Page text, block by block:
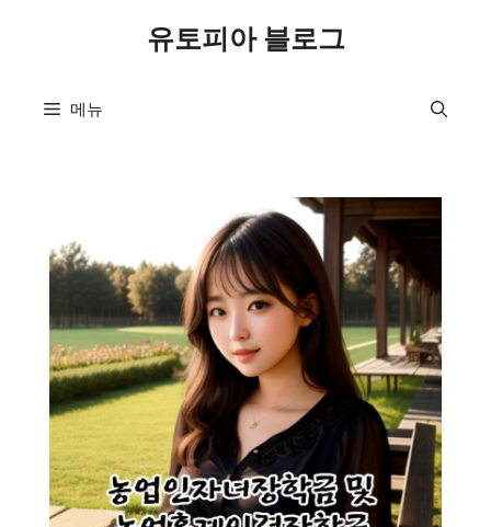
유토피아 블로그
메뉴